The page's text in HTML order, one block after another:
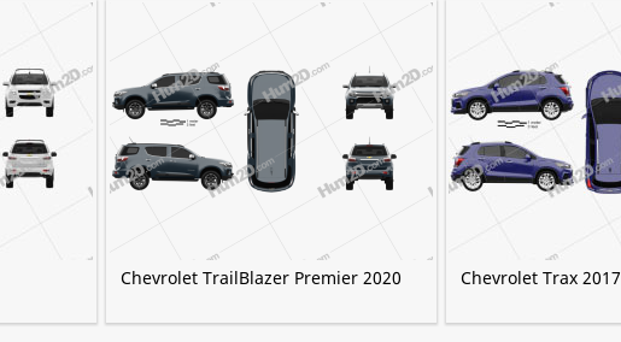
Chevrolet TrailBlazer Premier 2020 Chevrolet Trax 2017